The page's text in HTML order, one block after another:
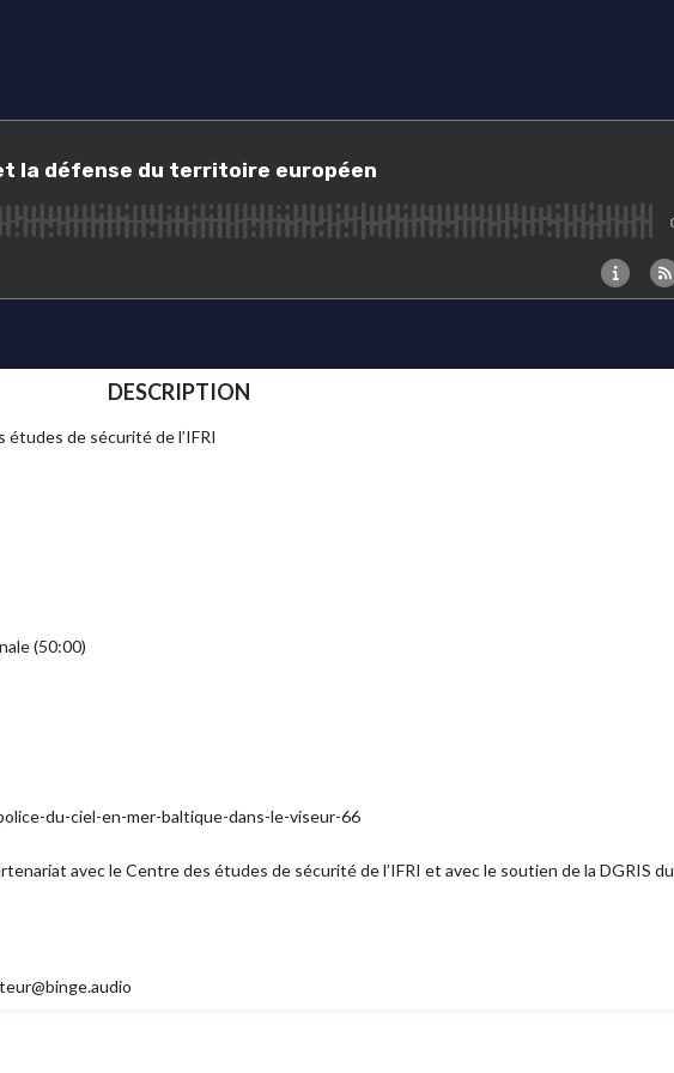
DESCRIPTION
de sécurité de l’IFRI
(50:00)
du-ciel-en-mer-baltique-dans-le-viseur-66
avec le Centre des études de sécurité de l’IFRI et avec le soutien de la DGRIS du